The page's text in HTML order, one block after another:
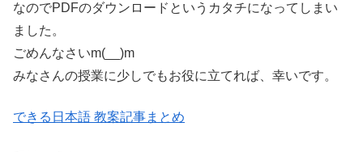
なのでPDFのダウンロードというカタチになってしまい
ました。
ごめんなさいm(__)m
みなさんの授業に少しでもお役に立てれば、幸いです。
できる日本語 教案記事まとめ